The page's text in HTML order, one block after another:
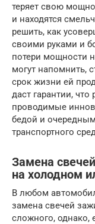
теряет свою
и находятся
решить, как
своими руками и
потери мощности
могут напомнить,
срок жизни ей
даст гарантии,
проводимые
бедой и
транспортного
Замена
на холодном
В любом
замена свечей
сложного, однако,